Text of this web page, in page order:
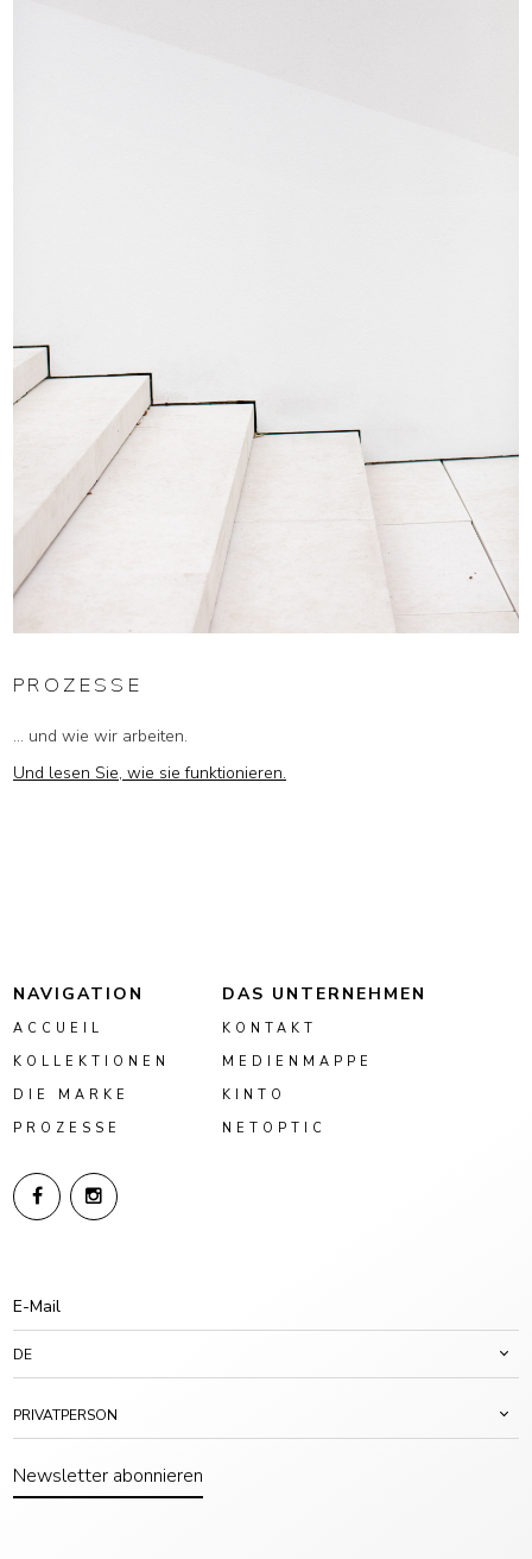
PROZESSE
... und wie wir arbeiten.
Und lesen Sie, wie sie funktionieren.
NAVIGATION
ACCUEIL
KOLLEKTIONEN
DIE MARKE
PROZESSE
DAS UNTERNEHMEN
KONTAKT
MEDIENMAPPE
KINTO
NETOPTIC
DE
PRIVATPERSON
Newsletter abonnieren